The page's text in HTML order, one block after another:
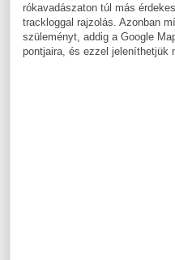
rókavadászaton túl más
trackloggal rajzolás. Azonban
szüleményt, addig a Google
pontjaira, és ezzel jeleníthetjük